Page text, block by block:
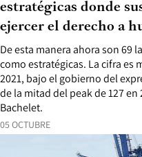
05 OCTUBRE
De esta manera ahora son 69
como estratégicas. La cifra es
2021, bajo el gobierno del
de la mitad del peak de 127
Bachelet.
estratégicas donde
ejercer el derecho a